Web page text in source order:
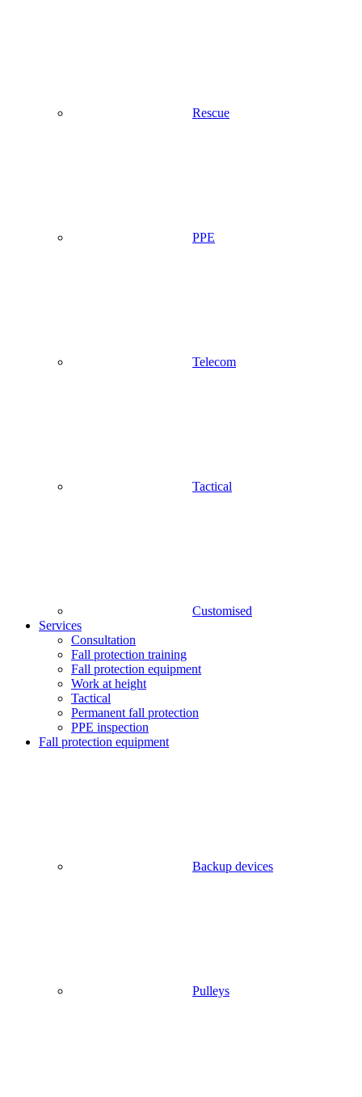
Rescue
PPE
Telecom
Tactical
Customised
Services
Consultation
Fall protection training
Fall protection equipment
Work at height
Tactical
Permanent fall protection
PPE inspection
Fall protection equipment
Backup devices
Pulleys